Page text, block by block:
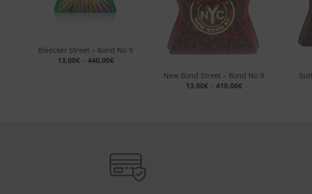
Bleecker Street – Bond No 9
13,00€– 440,00€
+
New Bond Street – Bond No 9
13,00€– 410,00€